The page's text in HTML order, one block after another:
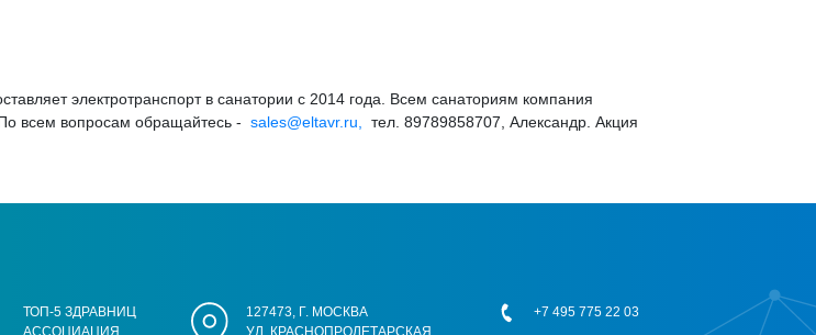
электротранспорт в санатории с 2014 года. Всем санаториям компания
всем вопросам обращайтесь - sales@eltavr.ru,
тел. 89789858707, Александр. Акция
ТОП-5 ЗДРАВНИЦ
АССОЦИАЦИЯ
127473, Г. МОСКВА
УЛ. КРАСНОПРОЛЕТАРСКАЯ,
+7 495 775 22 03